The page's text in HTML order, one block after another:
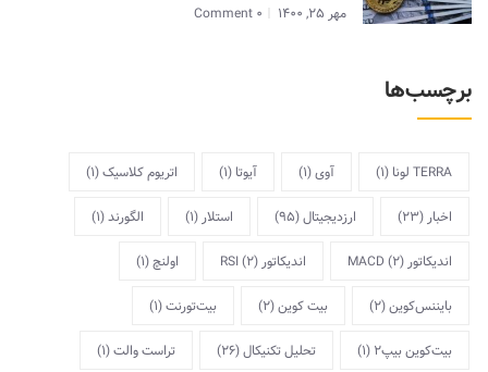
مهر 25, 1400 0 Comment
برچسب‌ها
TERRA لونا (1) آوی(1) آیوتا (1) اتریوم کلاسیک(1)
اخبار (23) ارزدیجیتال(95) استلار (1) الگورند(1)
اندیکاتور MACD (2) اندیکاتور RSI (2) اولنچ(1)
بایننس‌کوین(2) بیت کوین(2) بیت‌تورنت(1)
بیت‌کوین بیپ2 (1) تحلیل تکنیکال(26) تراست والت(1)